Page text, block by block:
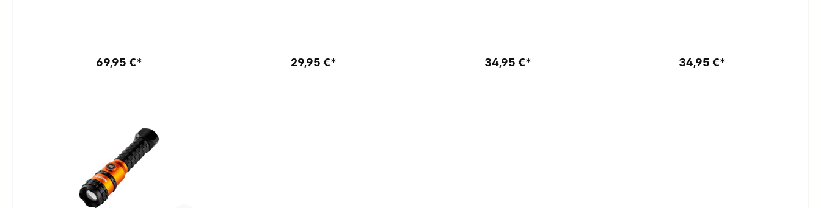
69,95 €*
In den Warenkorb 29,95 €*
In den Warenkorb 34,95 €*
In den Warenkorb 34,95 €*
In den Warenkorb